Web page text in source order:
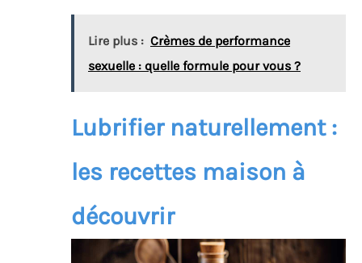
Lire plus : Crèmes de performance
sexuelle : quelle formule pour vous ?
Lubrifier naturellement :
les recettes maison à
découvrir